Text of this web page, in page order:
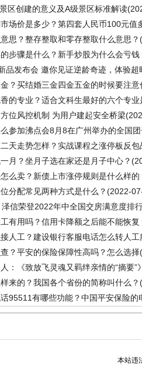
区创建的意义及A级景区标准解读
场价是多少？第四套人民币100元值
思？整存整取和零存整取什么意思？
步骤是什么？新手炒股为什么会亏钱
品发布会 邀你见证逆龄奇迹，体验超
？买结婚三金四金五金的时候要注意
的专业？适合文科生最好的六个专业
位风控机制 为用户建起安全桥梁
参加沸点会8月8在广州举办的全国团
天走势怎样？实战课程之涨停板反包
月？坐月子选在家还是月子中心？
么卖？新债上市涨停规则是什么样的
分配常见两种方式是什么？(2022-
信荣登2022年中全国交房满意度排
有用吗？信用卡降额之后能不能恢复
人工？建设银行客服电话怎么转人工
？平安的保险保障性高吗？怎么选择
：《致放飞灵魂又羁绊亲情的“摘要”》
来的？我国各个省份的简称叫什么？
95511有哪些功能？中国平安保险的
本站违